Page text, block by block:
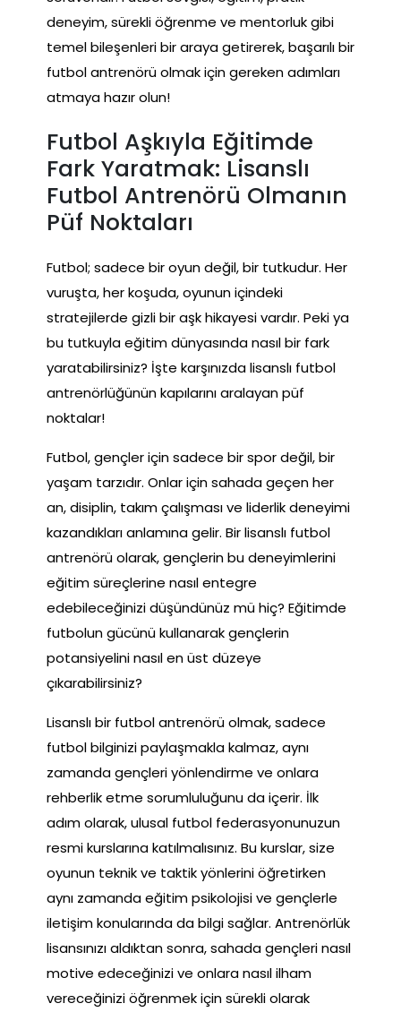
deneyim, sürekli öğrenme ve mentorluk gibi
temel bileşenleri bir araya getirerek, başarılı bir
futbol antrenörü olmak için gereken adımları
atmaya hazır olun!
Futbol Aşkıyla Eğitimde
Fark Yaratmak: Lisanslı
Futbol Antrenörü Olmanın
Püf Noktaları
Futbol; sadece bir oyun değil, bir tutkudur. Her
vuruşta, her koşuda, oyunun içindeki
stratejilerde gizli bir aşk hikayesi vardır. Peki ya
bu tutkuyla eğitim dünyasında nasıl bir fark
yaratabilirsiniz? İşte karşınızda lisanslı futbol
antrenörlüğünün kapılarını aralayan püf
noktalar!
Futbol, gençler için sadece bir spor değil, bir
yaşam tarzıdır. Onlar için sahada geçen her
an, disiplin, takım çalışması ve liderlik deneyimi
kazandıkları anlamına gelir. Bir lisanslı futbol
antrenörü olarak, gençlerin bu deneyimlerini
eğitim süreçlerine nasıl entegre
edebileceğinizi düşündünüz mü hiç? Eğitimde
futbolun gücünü kullanarak gençlerin
potansiyelini nasıl en üst düzeye
çıkarabilirsiniz?
Lisanslı bir futbol antrenörü olmak, sadece
futbol bilginizi paylaşmakla kalmaz, aynı
zamanda gençleri yönlendirme ve onlara
rehberlik etme sorumluluğunu da içerir. İlk
adım olarak, ulusal futbol federasyonunuzun
resmi kurslarına katılmalısınız. Bu kurslar, size
oyunun teknik ve taktik yönlerini öğretirken
aynı zamanda eğitim psikolojisi ve gençlerle
iletişim konularında da bilgi sağlar. Antrenörlük
lisansınızı aldıktan sonra, sahada gençleri nasıl
motive edeceğinizi ve onlara nasıl ilham
vereceğinizi öğrenmek için sürekli olarak